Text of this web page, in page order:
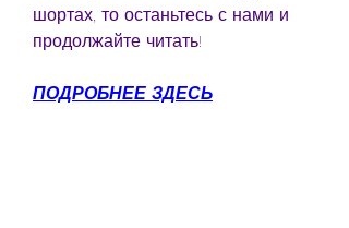
шортах, то останьтесь с нами и
продолжайте читать!
ПОДРОБНЕЕ ЗДЕСЬ